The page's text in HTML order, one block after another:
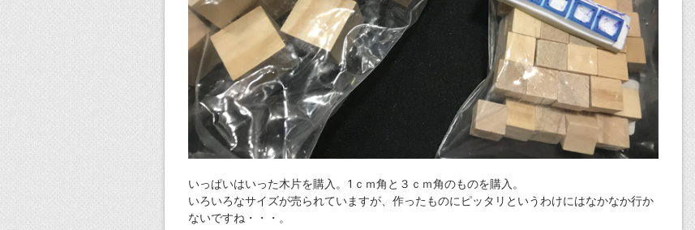
いっぱいはいった木片を購入。1ｃｍ角と３ｃｍ角のものを購入。
いろいろなサイズが売られていますが、作ったものにピッタリというわけにはなかなか行か
ないですね・・・。